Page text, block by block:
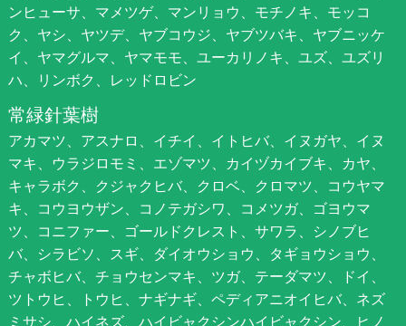
ンヒューサ、マメツゲ、マンリョウ、モチノキ、モッコ
ク、ヤシ、ヤツデ、ヤブコウジ、ヤブツバキ、ヤブニッケ
イ、ヤマグルマ、ヤマモモ、ユーカリノキ、ユズ、ユズリ
ハ、リンボク、レッドロビン
常緑針葉樹
アカマツ、アスナロ、イチイ、イトヒバ、イヌガヤ、イヌ
マキ、ウラジロモミ、エゾマツ、カイヅカイブキ、カヤ、
キャラボク、クジャクヒバ、クロベ、クロマツ、コウヤマ
キ、コウヨウザン、コノテガシワ、コメツガ、ゴヨウマ
ツ、コニファー、ゴールドクレスト、サワラ、シノブヒ
バ、シラビソ、スギ、ダイオウショウ、タギョウショウ、
チャボヒバ、チョウセンマキ、ツガ、テーダマツ、ドイ、
ツトウヒ、トウヒ、ナギナギ、ペディアニオイヒバ、ネズ
ミサシ、ハイネズ、ハイビャクシンハイビャクシン、ヒノ